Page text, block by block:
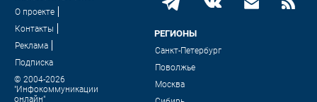
О проекте
Контакты
Реклама
Подписка
© 2004-2026
"Инфокоммуникации
онлайн"
РЕГИОНЫ
Санкт-Петербург
Поволжье
Москва